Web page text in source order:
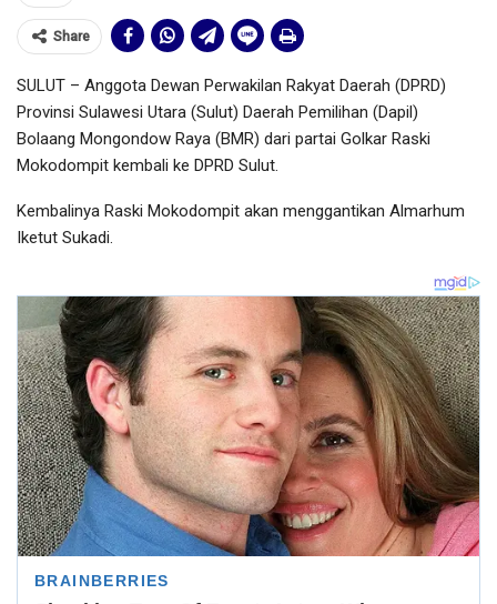
Share
SULUT – Anggota Dewan Perwakilan Rakyat Daerah (DPRD)
Provinsi Sulawesi Utara (Sulut) Daerah Pemilihan (Dapil)
Bolaang Mongondow Raya (BMR) dari partai Golkar Raski
Mokodompit kembali ke DPRD Sulut.
Kembalinya Raski Mokodompit akan menggantikan Almarhum
Iketut Sukadi.